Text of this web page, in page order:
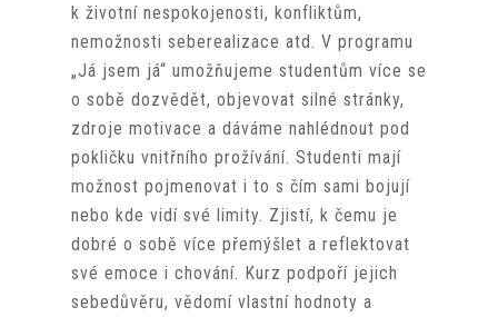
k životní nespokojenosti, konfliktům,
nemožnosti seberealizace atd. V programu
„Já jsem já“ umožňujeme studentům více se
o sobě dozvědět, objevovat silné stránky,
zdroje motivace a dáváme nahlédnout pod
pokličku vnitřního prožívání. Studenti mají
možnost pojmenovat i to s čím sami bojují
nebo kde vidí své limity. Zjistí, k čemu je
dobré o sobě více přemýšlet a reflektovat
své emoce i chování. Kurz podpoří jejich
sebedůvěru, vědomí vlastní hodnoty a